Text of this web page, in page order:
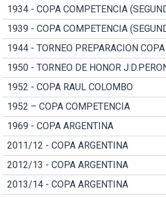
1934 - COPA COMPETENCIA
1939 - COPA COMPETENCIA
1944 - TORNEO PREPARACION
1950 - TORNEO DE HONOR
1952 - COPA RAUL COLOMBO
1952 – COPA COMPETENCIA
1969 - COPA ARGENTINA
2011/12 - COPA ARGENTINA
2012/13 - COPA ARGENTINA
2013/14 - COPA ARGENTINA